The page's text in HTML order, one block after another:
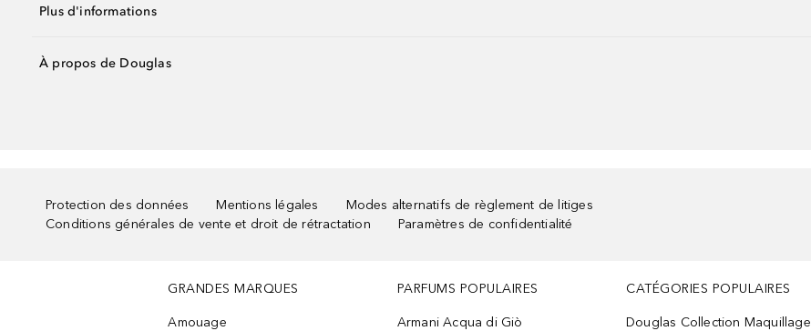
Plus d'informations
À propos de Douglas
Protection des données Mentions légales
Modes alternatifs de règlement de litiges
Conditions générales de vente et droit de rétractation
Paramètres de confidentialité
GRANDES MARQUES
Amouage
PARFUMS POPULAIRES
Armani Acqua di Giò
CATÉGORIES POPULAIRES
Douglas Collection Maquillage